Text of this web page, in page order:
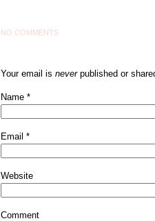
NO COMMENTS
Your email is neverpublished or
Name *
Email *
Website
Comment